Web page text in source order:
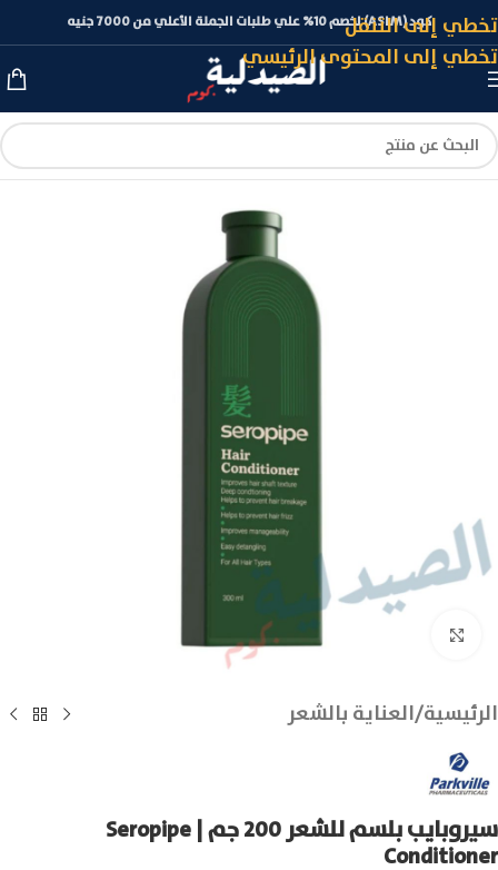
تخطي إلى التنقل
تخطي إلى المحتوى الرئيسي
كود (ASLM) لخصم 10% علي طلبات الجملة الأعلي من 7000 جنيه
الرئيسية/العناية بالشعر
سيروبايب بلسم للشعر 200 جم | Seropipe
Conditioner